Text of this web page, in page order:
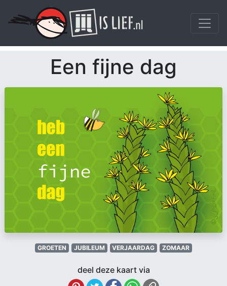
Een fijne dag
GROETEN JUBILEUM VERJAARDAG ZOMAAR
deel deze kaart via